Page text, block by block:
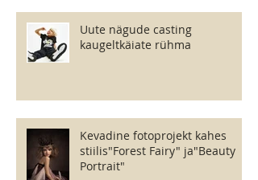
Uute nägude casting
kaugeltkäiate rühma
Kevadine fotoprojekt kahes
stiilis"Forest Fairy" ja"Beauty
Portrait"